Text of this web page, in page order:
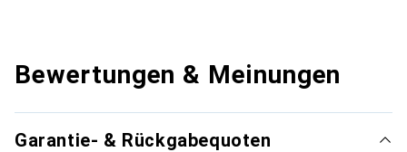
Bewertungen & Meinungen
Garantie- & Rückgabequoten